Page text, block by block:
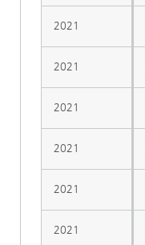
2021
2021
2021
2021
2021
2021